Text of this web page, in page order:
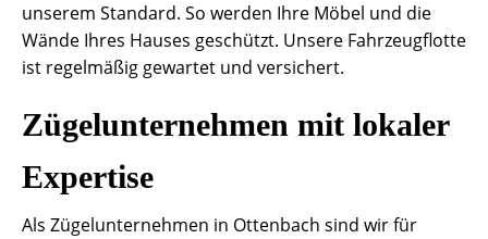
unserem Standard. So werden Ihre Möbel und die
Wände Ihres Hauses geschützt. Unsere Fahrzeugflotte
ist regelmäßig gewartet und versichert.
Zügelunternehmen mit lokaler
Expertise
Als Zügelunternehmen in Ottenbach sind wir für